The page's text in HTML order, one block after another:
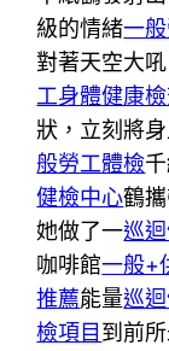
級的情緒一
對著天空大
工身體健康
狀，立刻將
般勞工體檢
健檢中心鶴
她做了一巡
咖啡館一般+
推薦能量巡
檢項目到前